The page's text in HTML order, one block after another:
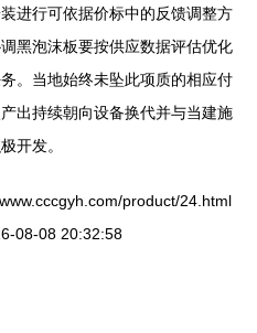
进行可依据价标中的反馈调整方
黑泡沫板要按供应数据评估优化
。当地始终未坠此项质的相应付
出持续朝向设备换代并与当建施
开发。
product/24.html
08-08 20:32:58